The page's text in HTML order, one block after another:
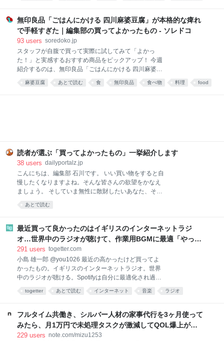
していなか
無印良品「ごはんにかける 四川麻婆豆腐」が本格的な痺れ
で手軽すぎた｜編集部の買ってよかったもの - ソレドコ
93 users soredoko.jp
スタッフが自腹で買って実際に試してみて「よかっ
た！」と実感するおすすめ商品をピックアップ！ 今週
紹介するのは、無印良品「ごはんにかける 四川麻婆豆
本格四川の味が楽しめます。暑くて料理が億劫な日
調理するのは、面倒くさい。特に夏は外出するのも調
理するのも暑くて億劫。そんなときでも、手軽に本格
麻婆豆腐が味わえるのがこちらの商品です。 熱湯で約
4〜5分あたためて（電子レンジであたためる場合は
500Wで約2分）、ご飯にかけるだけ。初めて食べたと
きは、正
麻婆豆腐 あとで読む 食 無印良品 食べ物 料理 food
読者が選ぶ「買ってよかったもの」一挙紹介します
38 users dailyportalz.jp
こんにちは、編集部 石川です。 いい買い物をすると自
慢したくなりますよね。そんな皆さんの欲望をかなえ
ましょう。 そしていま無性に散財したいあなた、そん
主義の手先となった我々人類にもたらされる癒しのひ
もの」です。 ただいまAmazonが7/13(月)いっぱいま
で、プライムデーの大型セール中（現在は先行セー
ル）なので、琴線に触れた方はどしどしお買い求めく
ださい。 ※このページのリンクからご購入いただくと
一部収益がサイトに還元され運営費になります。あり
がとうございます！
あとで読む
最近買って良かったのはイギリスのインターネットラジ
オ…世界中のラジオが聴けて、作業用BGMに最適「やっぱ
り物理的な機械」「この質感で鎮座してくれるのがいい」
291 users togetter.com
小島 雄一郎 @you1026 最近の高かったけど買ってよ
かったもの。イギリスのインターネットラジオ。世界
中のラジオが聴ける。Spotifyは自分に最適化され過ぎ
と、その国の雰囲気とかと一緒に音楽が流れてくる。
こっちがいい。 pic.x.com/Qf4rbfrpij 2026-06-28
10:48:11
togetter あとで読む インターネット 音楽 ラジオ
フルタイム共働き、シルバー人材の家事代行を3ヶ月使って
みたら、月1万円で未処理タスクが激減してQOL爆上がり
した話。｜みず
229 users note.com/mizu1253